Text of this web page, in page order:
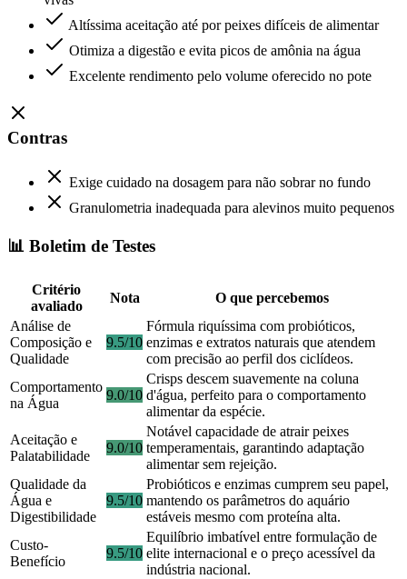
Altíssima aceitação até por peixes difíceis de alimentar
Otimiza a digestão e evita picos de amônia na água
Excelente rendimento pelo volume oferecido no pote
Contras
Exige cuidado na dosagem para não sobrar no fundo
Granulometria inadequada para alevinos muito pequenos
📊 Boletim de Testes
Critério
avaliado
Nota
O que percebemos
Análise de
Composição e
Qualidade
9.5/10
Fórmula riquíssima com probióticos,
enzimas e extratos naturais que atendem
com precisão ao perfil dos ciclídeos.
Comportamento
na Água
9.0/10
Crisps descem suavemente na coluna
d'água, perfeito para o comportamento
alimentar da espécie.
Aceitação e
Palatabilidade
9.0/10
Notável capacidade de atrair peixes
temperamentais, garantindo adaptação
alimentar sem rejeição.
Qualidade da
Água e
Digestibilidade
9.5/10
Probióticos e enzimas cumprem seu papel,
mantendo os parâmetros do aquário
estáveis mesmo com proteína alta.
Custo-
Benefício
9.5/10
Equilíbrio imbatível entre formulação de
elite internacional e o preço acessível da
indústria nacional.